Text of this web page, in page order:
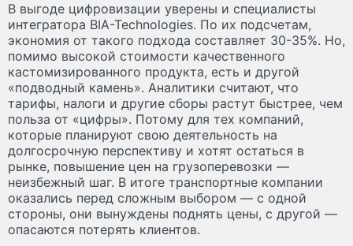
В выгоде цифровизации уверены и специалисты
интегратора BIA-Technologies. По их подсчетам,
экономия от такого подхода составляет 30-35%. Но,
помимо высокой стоимости качественного
кастомизированного продукта, есть и другой
«подводный камень». Аналитики считают, что
тарифы, налоги и другие сборы растут быстрее, чем
польза от «цифры». Потому для тех компаний,
которые планируют свою деятельность на
долгосрочную перспективу и хотят остаться в
рынке, повышение цен на грузоперевозки —
неизбежный шаг. В итоге транспортные компании
оказались перед сложным выбором — с одной
стороны, они вынуждены поднять цены, с другой —
опасаются потерять клиентов.